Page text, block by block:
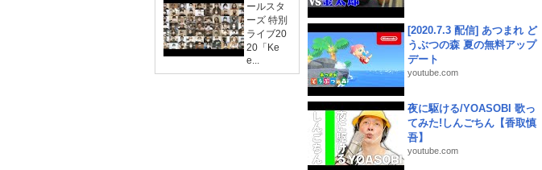
ールスタ
ーズ 特別
ライブ20
20「Ke
e...
[2020.7.3 配信] あつまれ ど
うぶつの森 夏の無料アップ
デート
youtube.com
夜に駆ける/YOASOBI 歌っ
てみた!しんごちん【香取慎
吾】
youtube.com